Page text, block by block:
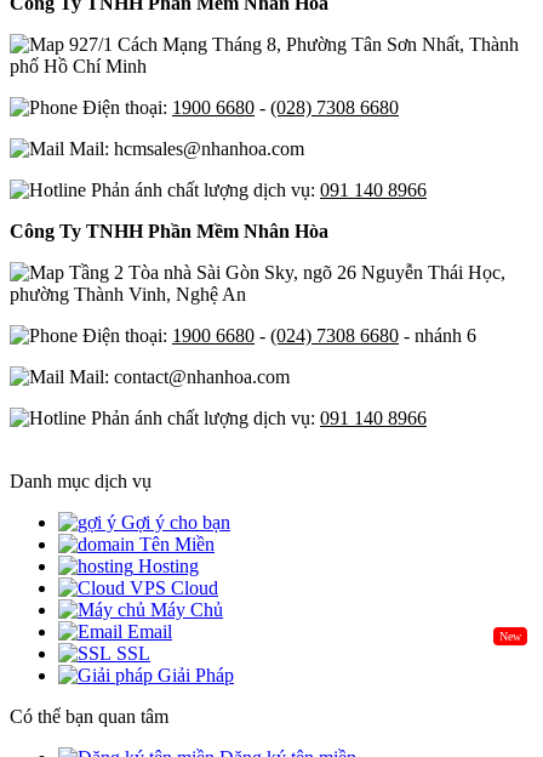
927/1 Cách Mạng Tháng 8, Phường Tân Sơn Nhất, Thành
phố Hồ Chí Minh
Điện thoại: 1900 6680 - (028) 7308 6680
Mail: hcmsales@nhanhoa.com
Phản ánh chất lượng dịch vụ: 091 140 8966
Công Ty TNHH Phần Mềm Nhân Hòa
Tầng 2 Tòa nhà Sài Gòn Sky, ngõ 26 Nguyễn Thái Học,
phường Thành Vinh, Nghệ An
Điện thoại: 1900 6680 - (024) 7308 6680 - nhánh 6
Mail: contact@nhanhoa.com
Phản ánh chất lượng dịch vụ: 091 140 8966
Danh mục dịch vụ
Gợi ý cho bạn
Tên Miền
Hosting
Cloud
Máy Chủ
New
Email
SSL
Giải Pháp
Có thể bạn quan tâm